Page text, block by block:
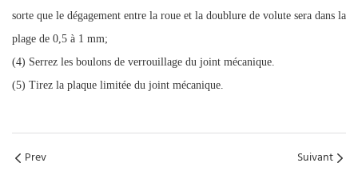
sorte que le dégagement entre la roue et la doublure de volute sera dans la
plage de 0,5 à 1 mm;
(4) Serrez les boulons de verrouillage du joint mécanique.
(5) Tirez la plaque limitée du joint mécanique.
Prev Suivant